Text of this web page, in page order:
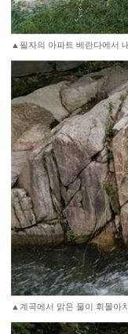
▲필자의 아파트 베란다에서
▲계곡에서 맑은 물이 휘몰아